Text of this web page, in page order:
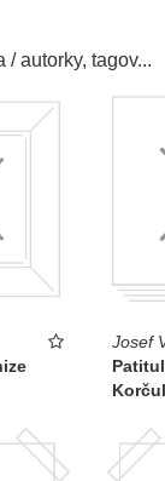
/ autorky, tagov...
Josef